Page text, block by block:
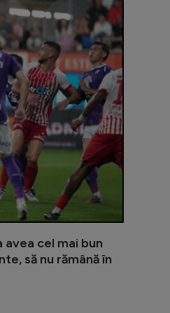
avea cel mai bun
să nu rămână în